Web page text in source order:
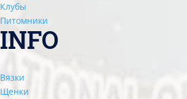
Клубы
Питомники
INFO
Вязки
Щенки